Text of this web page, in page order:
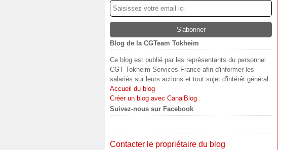
Blog de la CGTeam Tokheim
Ce blog est publié par les représentants du personnel
CGT Tokheim Services France afin d'informer les
salariés sur leurs actions et tout sujet d'intérêt général
Accueil du blog
Créer un blog avec CanalBlog
Suivez-nous sur Facebook
Contacter le propriétaire du blog